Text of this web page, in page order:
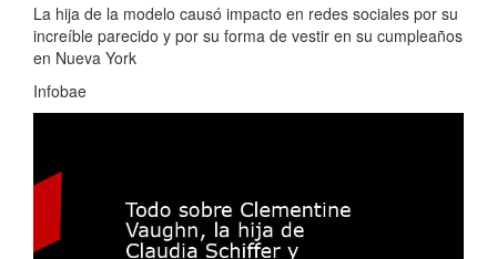
La hija de la modelo causó impacto en redes sociales por su
increíble parecido y por su forma de vestir en su cumpleaños
en Nueva York
Infobae